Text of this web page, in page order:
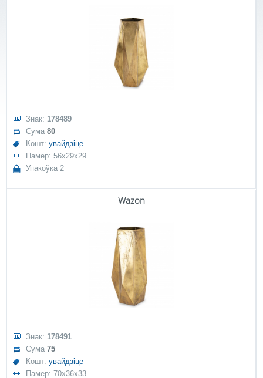
Знак: 178489
Сума80
Кошт:увайдзіце
Памер: 56x29x29
Упакоўка 2
Wazon
Знак: 178491
Сума75
Кошт:увайдзіце
Памер: 70x36x33